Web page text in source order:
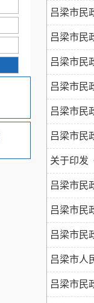
吕梁市民
吕梁市民
吕梁市民
吕梁市民
吕梁市民
吕梁市民
关于印发
吕梁市民
吕梁市民
吕梁市民
吕梁市人
吕梁市民